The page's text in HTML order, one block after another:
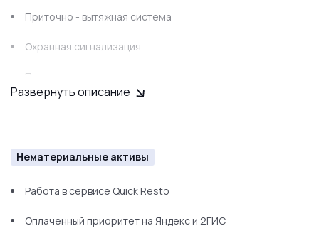
Приточно - вытяжная система
Охранная сигнализация
Пожарная сигнализация
Шкафы
Компьютер
Принтер
Сканер
Развернуть описание
Нематериальные активы
Работа в сервисе Quick Resto
Оплаченный приоритет на Яндекс и 2ГИС